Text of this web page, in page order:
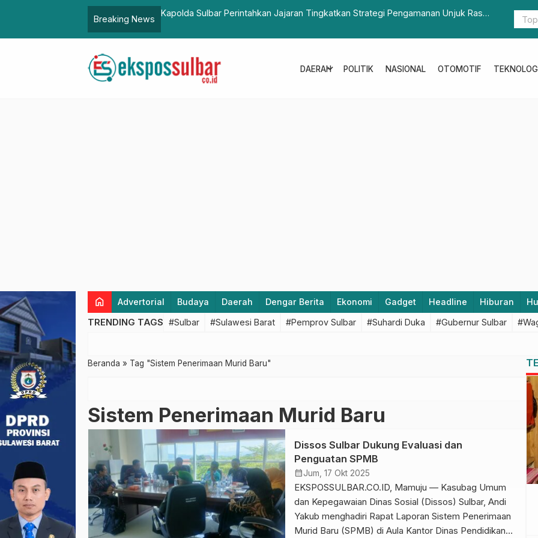
Breaking News
Kapolda Sulbar Perintahkan Jajaran Tingkatkan Strategi Pengamanan Unjuk Rasa
JIPP
DAERAH
expand_more POLITIK NASIONAL OTOMOTIF
home Advertorial Budaya Daerah Dengar Berita Ekonomi Gadget Headline Hiburan
TRENDING TAGS #Sulbar #Sulawesi Barat #Pemprov Sulbar #Suhardi Duka #Gubernur Sulbar
Beranda » Tag "Sistem Penerimaan Murid Baru"
Sistem Penerimaan Murid Baru
Dissos Sulbar Dukung Evaluasi dan
Penguatan SPMB
calendar_monthJum, 17 Okt 2025
EKSPOSSULBAR.CO.ID, Mamuju — Kasubag Umum
dan Kepegawaian Dinas Sosial (Dissos) Sulbar, Andi
Yakub menghadiri Rapat Laporan Sistem Penerimaan
Murid Baru (SPMB) di Aula Kantor Dinas Pendidikan